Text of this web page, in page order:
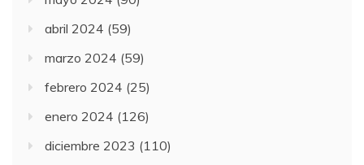
abril 2024 (59)
marzo 2024 (59)
febrero 2024 (25)
enero 2024 (126)
diciembre 2023 (110)